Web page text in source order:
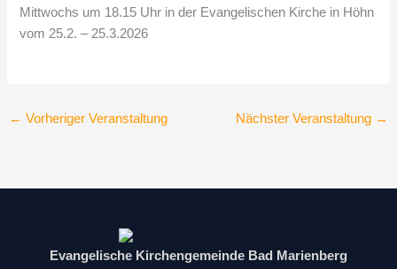
Mittwochs um 18.15 Uhr in der Evangelischen Kirche in Höhn
vom 25.2. – 25.3.2026
← Vorheriger Veranstaltung Nächster Veranstaltung →
Evangelische Kirchengemeinde Bad Marienberg